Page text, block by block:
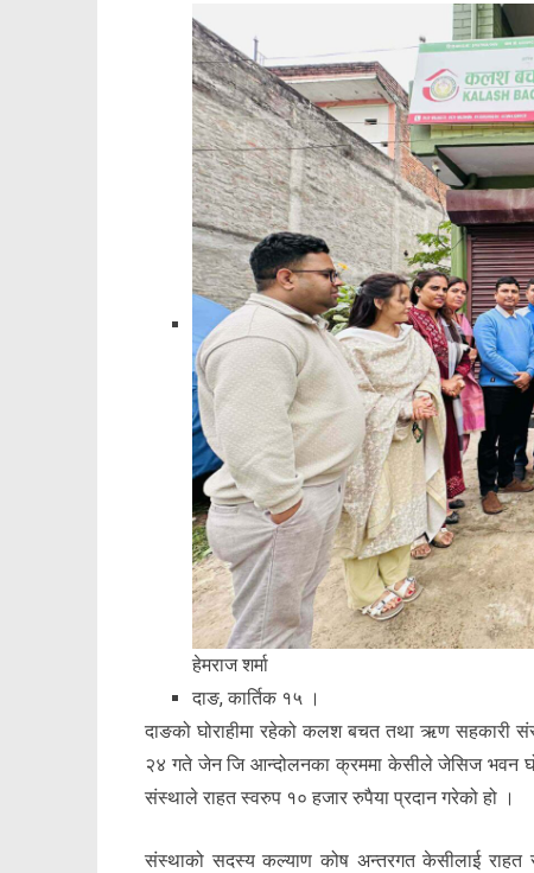
हेमराज शर्मा
दाङ, कार्तिक १५ ।
दाङको घोराहीमा रहेको कलश बचत तथा ऋण सहकारी
२४ गते जेन जि आन्दोलनका क्रममा केसीले जेसिज भवन
संस्थाले राहत स्वरुप १० हजार रुपैया प्रदान गरेको हो ।
संस्थाको सदस्य कल्याण कोष अन्तरगत केसीलाई राहत